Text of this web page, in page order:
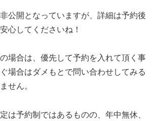
公開となっていますが、詳細は予約後
心してくださいね！
場合は、優先して予約を入れて頂く事
場合はダメもとで問い合わせしてみる
せん。
は予約制ではあるものの、年中無休、